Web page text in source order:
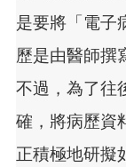
是要將「電子
歷是由醫師撰
不過，為了往
確，將病歷資
正積極地研擬